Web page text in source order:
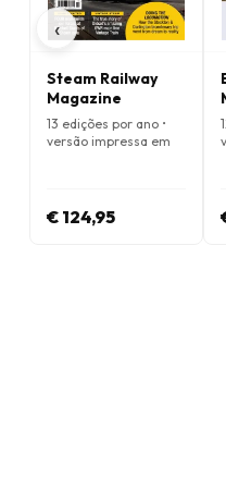
‹
Steam Railway
Magazine
13 edições por ano •
versão impressa em
€ 124,95